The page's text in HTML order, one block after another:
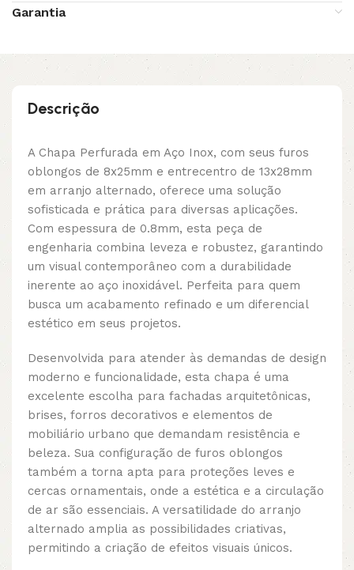
Garantia
Descrição
A Chapa Perfurada em Aço Inox, com seus furos
oblongos de 8x25mm e entrecentro de 13x28mm
em arranjo alternado, oferece uma solução
sofisticada e prática para diversas aplicações.
Com espessura de 0.8mm, esta peça de
engenharia combina leveza e robustez, garantindo
um visual contemporâneo com a durabilidade
inerente ao aço inoxidável. Perfeita para quem
busca um acabamento refinado e um diferencial
estético em seus projetos.
Desenvolvida para atender às demandas de design
moderno e funcionalidade, esta chapa é uma
excelente escolha para fachadas arquitetônicas,
brises, forros decorativos e elementos de
mobiliário urbano que demandam resistência e
beleza. Sua configuração de furos oblongos
também a torna apta para proteções leves e
cercas ornamentais, onde a estética e a circulação
de ar são essenciais. A versatilidade do arranjo
alternado amplia as possibilidades criativas,
permitindo a criação de efeitos visuais únicos.